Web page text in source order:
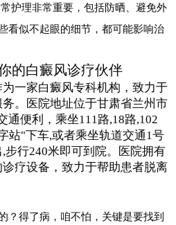
护理非常重要，包括防晒、避免外
看似不起眼的细节，都可能影响治
的白癜风诊疗伙伴
一家白癜风专科机构，致力于
。医院地址位于甘肃省兰州市
通便利，乘坐111路,18路,102
站"下车,或者乘坐轨道交通1号
步行240米即可到院。医院拥有
疗设备，致力于帮助患者脱离
？得了病，咱不怕，关键是要找到